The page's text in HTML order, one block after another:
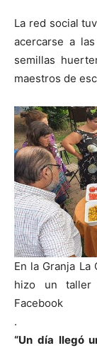
La red social
acercarse a
semillas
maestros de
En la Granja
hizo un taller
Facebook
.
“Un día llegó